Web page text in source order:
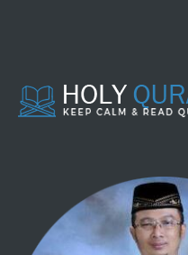
Membebaskan
Hibah,
Kesaksian
Perdamaian